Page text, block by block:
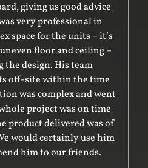
giving us good advice
very professional in
space for the units – it’s
floor and ceiling –
the design. His team
off-site within the time
was complex and went
project was on time
product delivered was of
would certainly use him
him to our friends.